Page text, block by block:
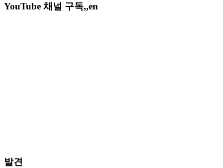
YouTube 채널 구독,,en
발견